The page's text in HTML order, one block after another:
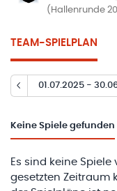
(Hallenrunde
TEAM-SPIELPLAN
01.07.2025 -
Keine Spiele gefunden
Es sind keine
gesetzten Zeitraum